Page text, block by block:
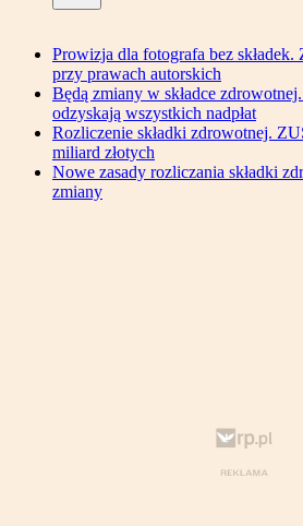
Prowizja dla fotografa bez
przy prawach autorskich
Będą zmiany w składce
odzyskają wszystkich nadpłat
Rozliczenie składki zdrowotnej.
miliard złotych
Nowe zasady rozliczania składki
zmiany